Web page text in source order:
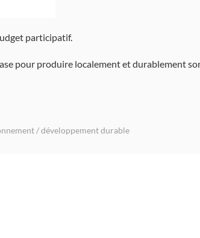
participatif.
pour produire localement et durablement
/ développement durable